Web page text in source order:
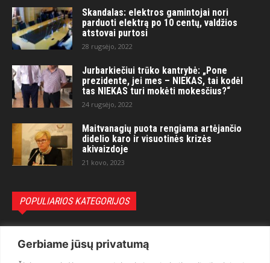
Gerbiame jūsų privatumą
Skandalas: elektros gamintojai nori
parduoti elektrą po 10 centų, valdžios
atstovai purtosi
28 rugsėjo, 2022
Jurbarkiečiui trūko kantrybė: „Pone
prezidente, jei mes – NIEKAS, tai kodėl
tas NIEKAS turi mokėti mokesčius?“
24 rugsėjo, 2022
Maitvanagių puota rengiama artėjančio
didelio karo ir visuotinės krizės
akivaizdoje
21 kovo, 2023
POPULIARIOS KATEGORIJOS